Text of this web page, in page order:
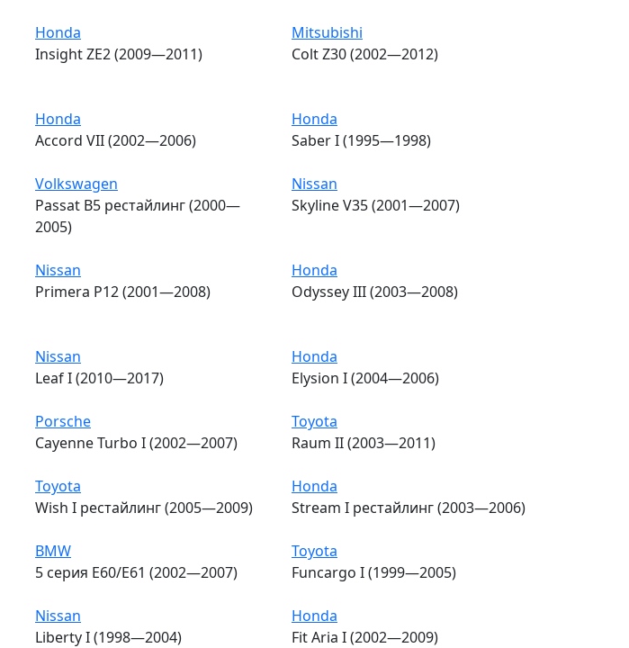
Honda
Insight ZE2 (2009—2011)
Mitsubishi
Colt Z30 (2002—2012)
Honda
Accord VII (2002—2006)
Honda
Saber I (1995—1998)
Volkswagen
Passat B5 рестайлинг (2000—
2005)
Nissan
Skyline V35 (2001—2007)
Nissan
Primera P12 (2001—2008)
Honda
Odyssey III (2003—2008)
Nissan
Leaf I (2010—2017)
Honda
Elysion I (2004—2006)
Porsche
Cayenne Turbo I (2002—2007)
Toyota
Raum II (2003—2011)
Toyota
Wish I рестайлинг (2005—2009)
Honda
Stream I рестайлинг (2003—2006)
BMW
5 серия E60/E61 (2002—2007)
Toyota
Funcargo I (1999—2005)
Nissan
Liberty I (1998—2004)
Honda
Fit Aria I (2002—2009)